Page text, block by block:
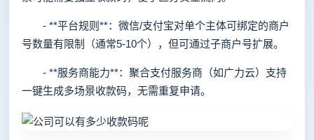
- **平台规则**：微信/支付宝对单个主体可绑定的商户
号数量有限制（通常5-10个），但可通过子商户号扩展。
- **服务商能力**：聚合支付服务商（如广力云）支持
一键生成多场景收款码，无需重复申请。